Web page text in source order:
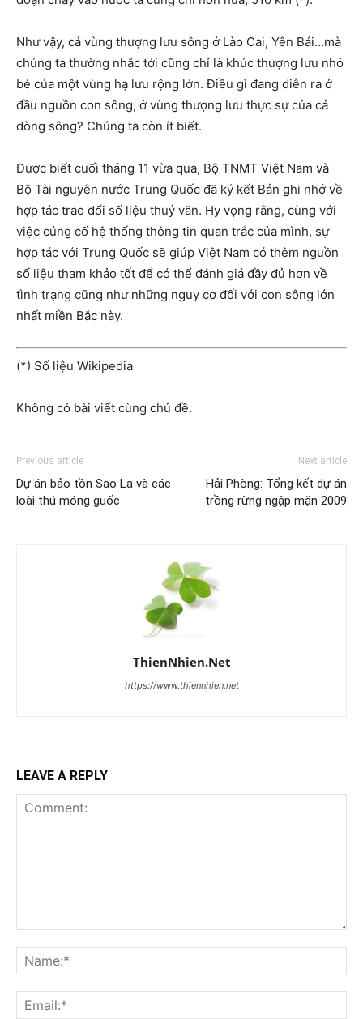
Như vậy, cả vùng thượng lưu sông ở Lào Cai, Yên Bái…mà
chúng ta thường nhắc tới cũng chỉ là khúc thượng lưu nhỏ
bé của một vùng hạ lưu rộng lớn. Điều gì đang diễn ra ở
đầu nguồn con sông, ở vùng thượng lưu thực sự của cả
dòng sông? Chúng ta còn ít biết.
Được biết cuối tháng 11 vừa qua, Bộ TNMT Việt Nam và
Bộ Tài nguyên nước Trung Quốc đã ký kết Bản ghi nhớ về
hợp tác trao đổi số liệu thuỷ văn. Hy vọng rằng, cùng với
việc củng cố hệ thống thông tin quan trắc của mình, sự
hợp tác với Trung Quốc sẽ giúp Việt Nam có thêm nguồn
số liệu tham khảo tốt để có thể đánh giá đầy đủ hơn về
tình trạng cũng như những nguy cơ đối với con sông lớn
nhất miền Bắc này.
(*) Số liệu Wikipedia
Không có bài viết cùng chủ đề.
Previous article
Dự án bảo tồn Sao La và các
loài thú móng guốc
Next article
Hải Phòng: Tổng kết dự án
trồng rừng ngập mặn 2009
ThienNhien.Net
https://www.thiennhien.net
LEAVE A REPLY